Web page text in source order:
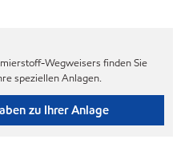
Wegweisers finden Sie
speziellen Anlagen.
zu Ihrer Anlage